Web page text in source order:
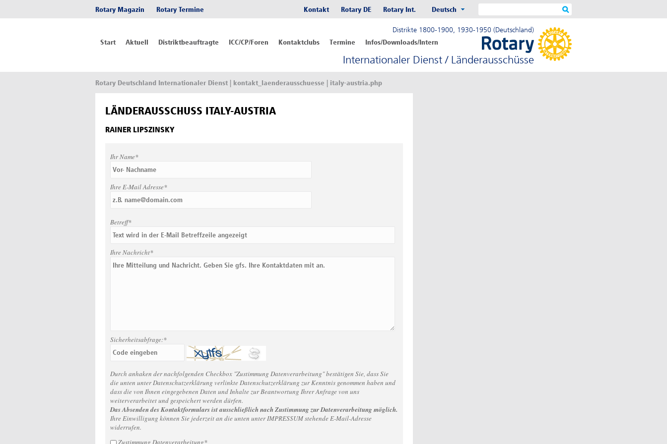
Rotary Magazin Rotary Termine Deutsch
Kontakt Rotary DE Rotary Int.
Distrikte 1800-1900, 1930-1950 (Deutschland)
Internationaler Dienst / Länderausschüsse
Start Aktuell Distriktbeauftragte ICC/CP/Foren Kontaktclubs Termine Infos/Downloads/Intern
Rotary Deutschland Internationaler Dienst | kontakt_laenderausschuesse | italy-austria.php
LÄNDERAUSSCHUSS ITALY-AUSTRIA
RAINER LIPSZINSKY
Ihr Name*
Ihre E-Mail Adresse*
Betreff*
Ihre Nachricht*
Sicherheitsabfrage:*
Durch anhaken der nachfolgenden Checkbox "Zustimmung Datenverarbeitung" bestätigen Sie, dass Sie
die unten unter Datenschutzerklärung verlinkte Datenschutzerklärung zur Kenntnis genommen haben und
dass die von Ihnen eingegebenen Daten und Inhalte zur Beantwortung Ihrer Anfrage von uns
weiterverarbeitet und gespeichert werden dürfen.
Das Absenden des Kontaktformulars ist ausschließlich nach Zustimmung zur Datenverarbeitung möglich.
Ihre Einwilligung können Sie jederzeit an die unten unter IMPRESSUM stehende E-Mail-Adresse
widerrufen.
Zustimmung Datenverarbeitung*